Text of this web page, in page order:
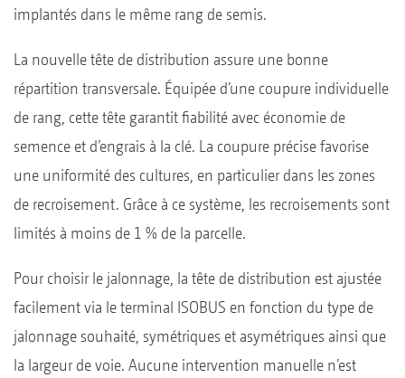
implantés dans le même rang de semis.
La nouvelle tête de distribution assure une bonne
répartition transversale. Équipée d’une coupure individuelle
de rang, cette tête garantit fiabilité avec économie de
semence et d’engrais à la clé. La coupure précise favorise
une uniformité des cultures, en particulier dans les zones
de recroisement. Grâce à ce système, les recroisements sont
limités à moins de 1 % de la parcelle.
Pour choisir le jalonnage, la tête de distribution est ajustée
facilement via le terminal ISOBUS en fonction du type de
jalonnage souhaité, symétriques et asymétriques ainsi que
la largeur de voie. Aucune intervention manuelle n’est